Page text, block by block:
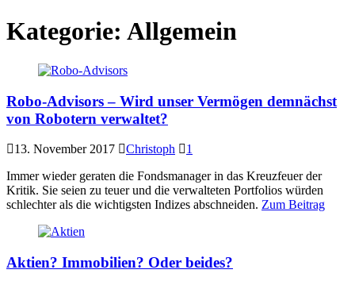
Kategorie: Allgemein
Robo-Advisors – Wird unser Vermögen demnächst
von Robotern verwaltet?
13. November 2017 Christoph
1
Immer wieder geraten die Fondsmanager in das Kreuzfeuer der
Kritik. Sie seien zu teuer und die verwalteten Portfolios würden
schlechter als die wichtigsten Indizes abschneiden. Zum Beitrag
Aktien? Immobilien? Oder beides?